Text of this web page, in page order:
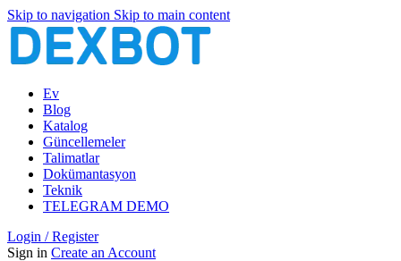
Skip to navigation Skip to main content
Ev
Blog
Katalog
Güncellemeler
Talimatlar
Dokümantasyon
Teknik
TELEGRAM DEMO
Login / Register
Sign in Create an Account